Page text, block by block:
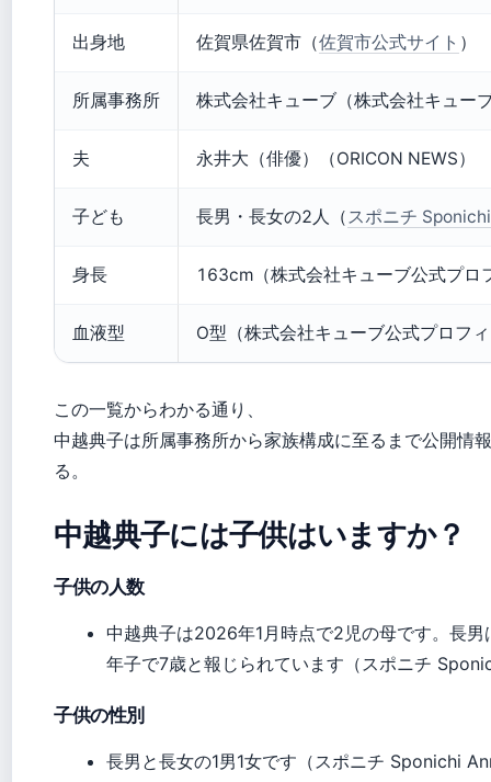
出身地 佐賀県佐賀市（佐賀市公式サイト ）
所属事務所 株式会社キューブ（株式会社キュー
夫 永井大（俳優）（ORICON NEWS）
子ども 長男・長女の2人（ スポニチ
身長 163cm（株式会社キューブ公式プロ
血液型 O型（株式会社キューブ公式プロフ
この一覧からわかる通り、
中越典子は所属事務所から家族構成に至るまで公開情
る。
中越典子には子供はいますか？
子供の人数
中越典子は2026年1月時点で2児の母です。長
年子で7歳と報じられています（スポニチ
子供の性別
長男と長女の1男1女です（スポニチ Sponichi